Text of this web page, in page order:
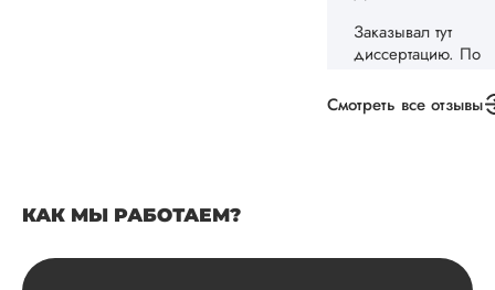
самостоятельно.
Понравилось то,
держал меня в
Смотреть все отзывы
КАК МЫ РАБОТАЕМ?